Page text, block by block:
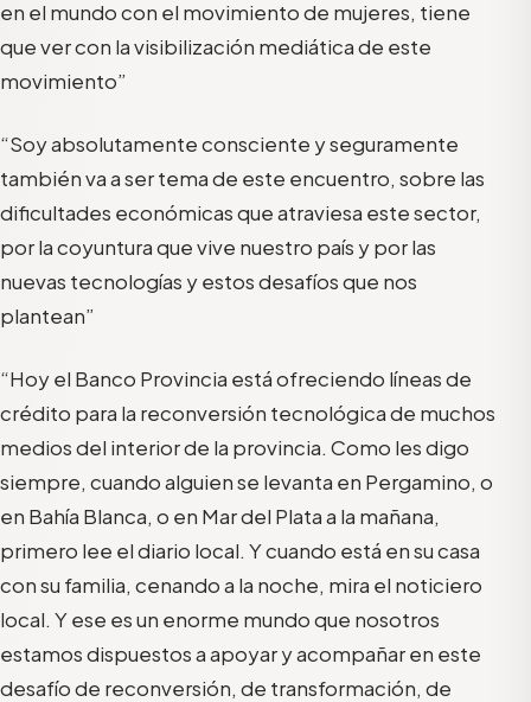
en el mundo con el movimiento de mujeres, tiene
que ver con la visibilización mediática de este
movimiento”
“Soy absolutamente consciente y seguramente
también va a ser tema de este encuentro, sobre las
dificultades económicas que atraviesa este sector,
por la coyuntura que vive nuestro país y por las
nuevas tecnologías y estos desafíos que nos
plantean”
“Hoy el Banco Provincia está ofreciendo líneas de
crédito para la reconversión tecnológica de muchos
medios del interior de la provincia. Como les digo
siempre, cuando alguien se levanta en Pergamino, o
en Bahía Blanca, o en Mar del Plata a la mañana,
primero lee el diario local. Y cuando está en su casa
con su familia, cenando a la noche, mira el noticiero
local. Y ese es un enorme mundo que nosotros
estamos dispuestos a apoyar y acompañar en este
desafío de reconversión, de transformación, de